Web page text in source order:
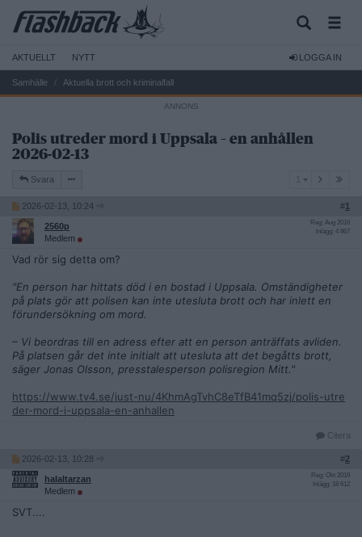
AKTUELLT NYTT LOGGA IN
Samhälle Aktuella brott och kriminalfall
Polis utreder mord i Uppsala – en anhållen
2026-02-13
Svara
2026-02-13, 10:24 #1
2560p
Medlem
Reg: Aug 2016
Inlägg: 4 867
Vad rör sig detta om?
"En person har hittats död i en bostad i Uppsala. Omständigheter
på plats gör att polisen kan inte utesluta brott och har inlett en
förundersökning om mord.
– Vi beordras till en adress efter att en person anträffats avliden.
På platsen går det inte initialt att utesluta att det begåtts brott,
säger Jonas Olsson, presstalesperson polisregion Mitt."
https://www.tv4.se/just-nu/4KhmAgTvhC8eTfB41mq5zj/polis-utre
der-mord-i-uppsala-en-anhallen
Citera
2026-02-13, 10:28 #2
halaltarzan
Medlem
Reg: Okt 2019
Inlägg: 18 612
SVT....